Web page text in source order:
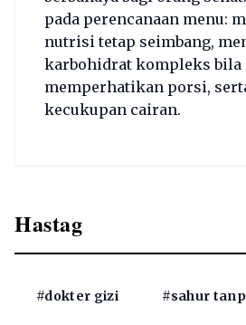
pada perencanaan menu:
nutrisi tetap seimbang,
karbohidrat kompleks bila
memperhatikan porsi,
kecukupan cairan.
Hastag
#dokter gizi #sahur